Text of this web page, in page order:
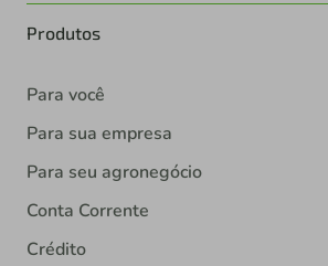
Produtos
Para você
Para sua empresa
Para seu agronegócio
Conta Corrente
Crédito